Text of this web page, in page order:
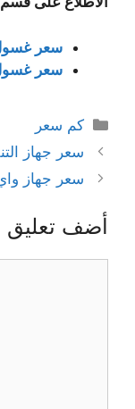
سعر
سعر
التصنيفات
كم سعر
سعر جهاز
سعر جهاز
أضف تعليق